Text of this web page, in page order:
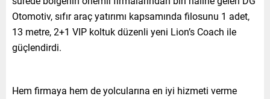
Otomotiv, sıfır araç yatırımı kapsamında filosunu 1 adet,
13 metre, 2+1 VIP koltuk düzenli yeni Lion’s Coach ile
güçlendirdi.
Hem firmaya hem de yolcularına en iyi hizmeti verme